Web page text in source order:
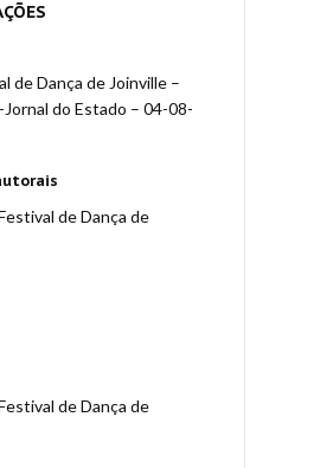
de Dança de Joinville –
Jornal do Estado – 04-08-
de Dança de
de Dança de